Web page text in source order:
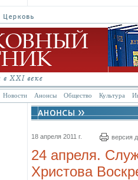
Новости Анонсы Общество Культура
18 апреля 2011 г. версия
24 апреля.
Христова